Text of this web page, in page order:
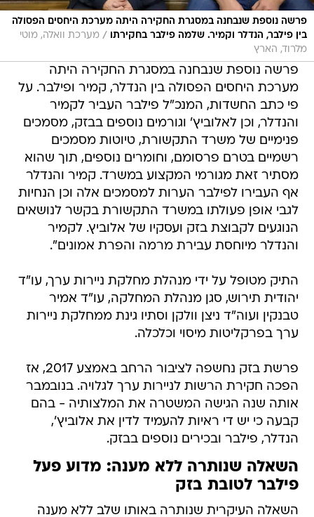
פרשה נוספת שנבחנה במסגרת החקירה היתה מערכת היחסים הפסולה
בין פילבר, הנדלר וקמיר. שלמה פילבר בחקירתו
/ מערכת וואלה, מוטי
מלרוד, הארץ
פרשה נוספת שנבחנה במסגרת החקירה היתה
מערכת היחסים הפסולה בין הנדלר, קמיר ופילבר. על
פי כתב החשדות, המנכ"ל פילבר העביר לקמיר
והנדלר, וכן לאלוביץ' וגורמים נוספים בבזק, מסמכים
פנימיים של משרד התקשורת, טיוטות מסמכים
רשמיים בטרם פרסומם, וחומרים נוספים, תוך שהוא
מסתיר זאת מגורמי המקצוע במשרד. קמיר והנדלר
אף העבירו לפילבר הערות למסמכים אלה וכן הנחיות
לגבי אופן פעולתו במשרד התקשורת בקשר לנושאים
הנוגעים לקבוצת בזק ועסקיו של אלוביץ. לקמיר
והנדלר מיוחסת עבירת מרמה והפרת אמונים".
התיק מטופל על ידי מנהלת מחלקת ניירות ערך, עו"ד
יהודית תירוש, סגן מנהלת המחלקה, עו"ד אמיר
טבנקין ועוה"ד ניצן וולקן וסתיו גינת ממחלקת ניירות
ערך בפרקליטות מיסוי וכלכלה.
פרשת בזק נחשפה לציבור הרחב באמצע 2017, אז
הפכה חקירת הרשות לניירות ערך לגלויה. בנובמבר
אותה שנה הגישה המשטרה את המלצותיה - בהם
קבעה כי יש די ראיות להעמיד לדין את אלוביץ',
הנדלר, פילבר ובכירים נוספים בבזק.
השאלה שנותרה ללא מענה: מדוע פעל
פילבר לטובת בזק
השאלה העיקרית שנותרה באותו שלב ללא מענה